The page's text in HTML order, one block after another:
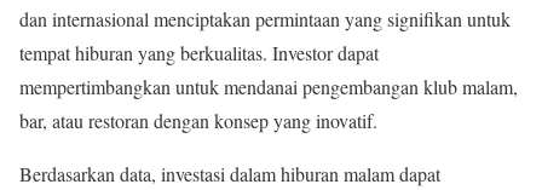
dan internasional menciptakan permintaan yang signifikan untuk
tempat hiburan yang berkualitas. Investor dapat
mempertimbangkan untuk mendanai pengembangan klub malam,
bar, atau restoran dengan konsep yang inovatif.
Berdasarkan data, investasi dalam hiburan malam dapat